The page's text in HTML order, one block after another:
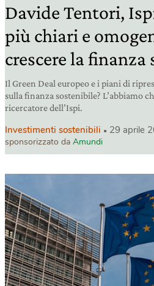
Davide Tentori,
più chiari e
crescere la
Il Green Deal europeo e i piani di
sulla finanza sostenibile? L’abbiamo
ricercatore dell’Ispi.
Investimenti sostenibili 29 aprile
sponsorizzato da Amundi